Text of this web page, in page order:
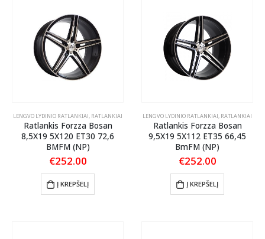
LENGVO LYDINIO RATLANKIAI, RATLANKIAI
Ratlankis Forzza Bosan
8,5X19 5X120 ET30 72,6
BMFM (NP)
€252.00
Į KREPŠELĮ
LENGVO LYDINIO RATLANKIAI, RATLANKIAI
Ratlankis Forzza Bosan
9,5X19 5X112 ET35 66,45
BmFM (NP)
€252.00
Į KREPŠELĮ